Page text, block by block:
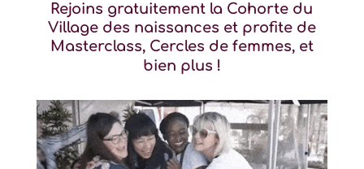
Rejoins gratuitement la Cohorte du
Village des naissances et profite de
Masterclass, Cercles de femmes, et
bien plus !